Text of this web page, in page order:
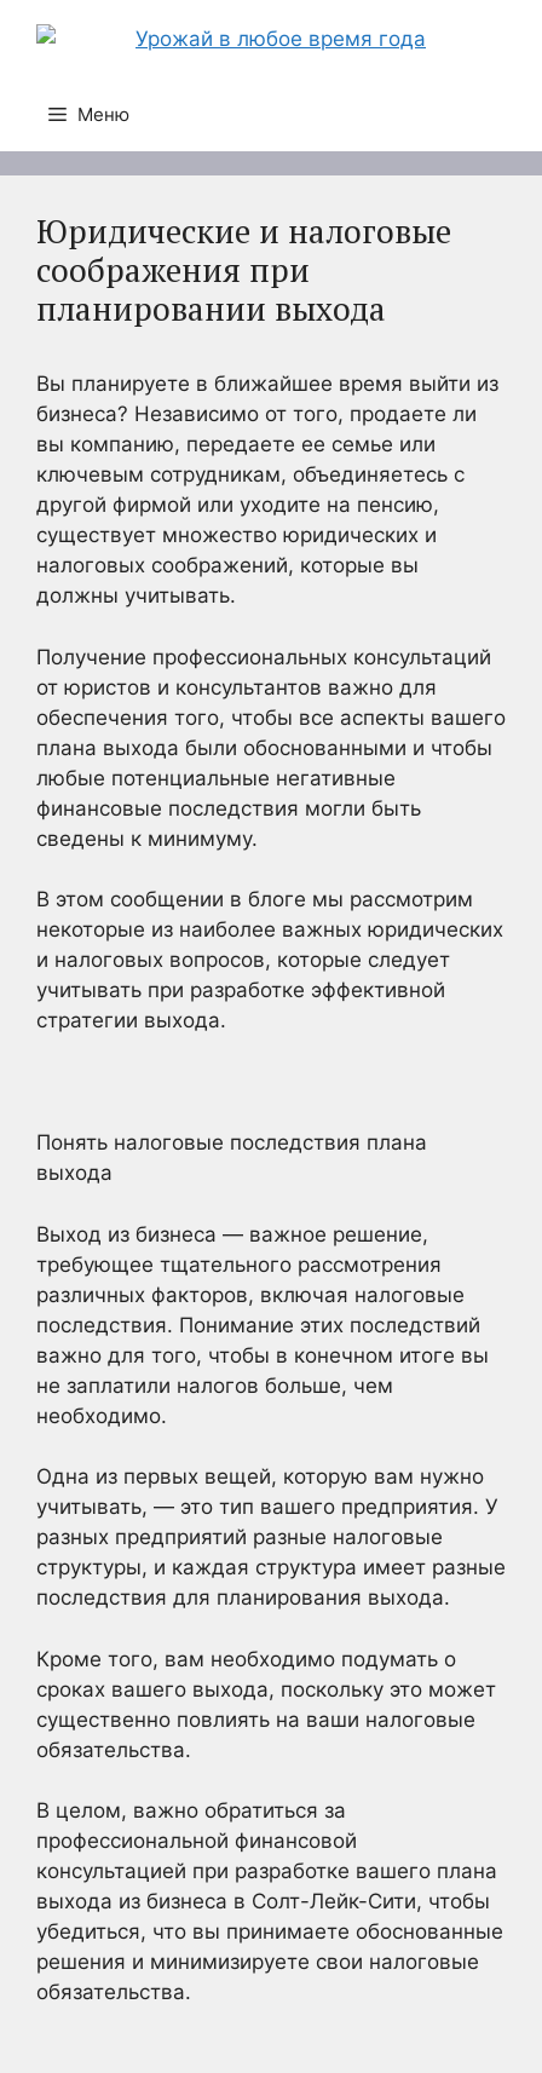
Меню
Юридические и налоговые
соображения при
планировании выхода
Вы планируете в ближайшее время выйти из
бизнеса? Независимо от того, продаете ли
вы компанию, передаете ее семье или
ключевым сотрудникам, объединяетесь с
другой фирмой или уходите на пенсию,
существует множество юридических и
налоговых соображений, которые вы
должны учитывать.
Получение профессиональных консультаций
от юристов и консультантов важно для
обеспечения того, чтобы все аспекты вашего
плана выхода были обоснованными и чтобы
любые потенциальные негативные
финансовые последствия могли быть
сведены к минимуму.
В этом сообщении в блоге мы рассмотрим
некоторые из наиболее важных юридических
и налоговых вопросов, которые следует
учитывать при разработке эффективной
стратегии выхода.
Понять налоговые последствия плана
выхода
Выход из бизнеса — важное решение,
требующее тщательного рассмотрения
различных факторов, включая налоговые
последствия. Понимание этих последствий
важно для того, чтобы в конечном итоге вы
не заплатили налогов больше, чем
необходимо.
Одна из первых вещей, которую вам нужно
учитывать, — это тип вашего предприятия. У
разных предприятий разные налоговые
структуры, и каждая структура имеет разные
последствия для планирования выхода.
Кроме того, вам необходимо подумать о
сроках вашего выхода, поскольку это может
существенно повлиять на ваши налоговые
обязательства.
В целом, важно обратиться за
профессиональной финансовой
консультацией при разработке вашего плана
выхода из бизнеса в Солт-Лейк-Сити, чтобы
убедиться, что вы принимаете обоснованные
решения и минимизируете свои налоговые
обязательства.